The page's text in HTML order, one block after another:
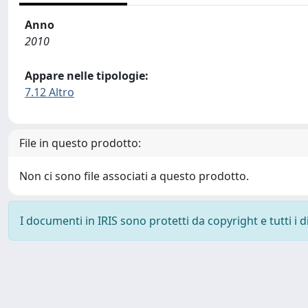
Anno
2010
Appare nelle tipologie:
7.12 Altro
File in questo prodotto:
Non ci sono file associati a questo prodotto.
I documenti in IRIS sono protetti da copyright e tutti i